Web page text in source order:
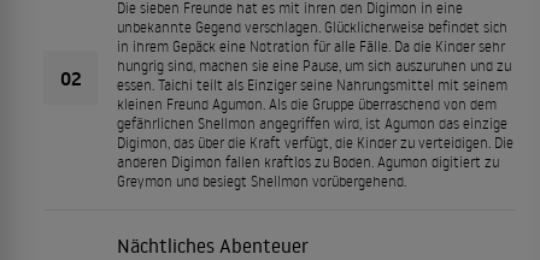
02
Die sieben Freunde hat es mit ihren den Digimon in eine
unbekannte Gegend verschlagen. Glücklicherweise befindet sich
in ihrem Gepäck eine Notration für alle Fälle. Da die Kinder sehr
hungrig sind, machen sie eine Pause, um sich auszuruhen und zu
essen. Taichi teilt als Einziger seine Nahrungsmittel mit seinem
kleinen Freund Agumon. Als die Gruppe überraschend von dem
gefährlichen Shellmon angegriffen wird, ist Agumon das einzige
Digimon, das über die Kraft verfügt, die Kinder zu verteidigen. Die
anderen Digimon fallen kraftlos zu Boden. Agumon digitiert zu
Greymon und besiegt Shellmon vorübergehend.
Nächtliches Abenteuer